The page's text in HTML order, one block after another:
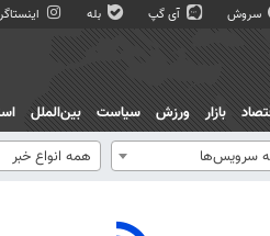
سروش آی گپ بله
بازار ورزش سیاست بین‌الملل
سرویس‌ها همه انواع خبر